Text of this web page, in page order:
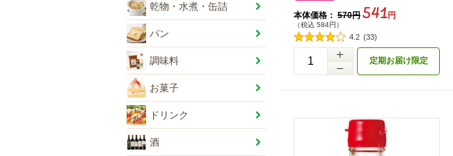
乾物・水煮・缶詰
パン
調味料
お菓子
ドリンク
酒
本体価格： 570円 541円
（税込 584円）
4.2 (33)
定期お届け限定
+
-
+
-